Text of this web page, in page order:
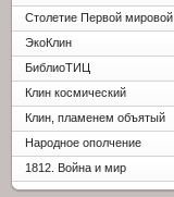
Столетие Первой мировой
ЭкоКлин
БиблиоТИЦ
Клин космический
Клин, пламенем объятый
Народное ополчение
1812. Война и мир